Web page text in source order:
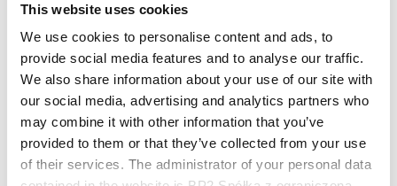
This website uses cookies
We use cookies to personalise content and ads, to
provide social media features and to analyse our traffic.
We also share information about your use of our site with
our social media, advertising and analytics partners who
may combine it with other information that you’ve
provided to them or that they’ve collected from your use
of their services. The administrator of your personal data